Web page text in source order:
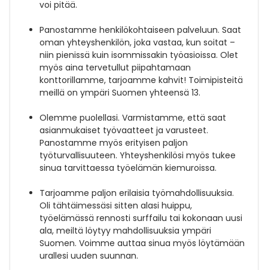
voi pitää.
Panostamme henkilökohtaiseen palveluun. Saat
oman yhteyshenkilön, joka vastaa, kun soitat –
niin pienissä kuin isommissakin työasioissa. Olet
myös aina tervetullut piipahtamaan
konttorillamme, tarjoamme kahvit! Toimipisteitä
meillä on ympäri Suomen yhteensä 13.
Olemme puolellasi. Varmistamme, että saat
asianmukaiset työvaatteet ja varusteet.
Panostamme myös erityisen paljon
työturvallisuuteen. Yhteyshenkilösi myös tukee
sinua tarvittaessa työelämän kiemuroissa.
Tarjoamme paljon erilaisia työmahdollisuuksia.
Oli tähtäimessäsi sitten alasi huippu,
työelämässä rennosti surffailu tai kokonaan uusi
ala, meiltä löytyy mahdollisuuksia ympäri
Suomen. Voimme auttaa sinua myös löytämään
urallesi uuden suunnan.